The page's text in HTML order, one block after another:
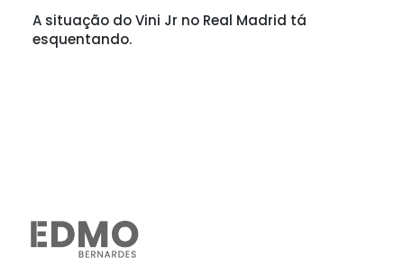
A situação do Vini Jr no Real Madrid tá
esquentando.